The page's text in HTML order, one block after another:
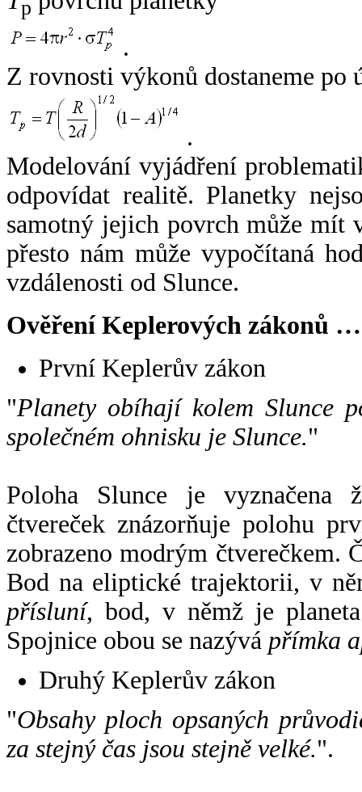
p
.
Z rovnosti výkonů dostaneme po
.
Modelování vyjádření
odpovídat realitě. Planetky
samotný jejich povrch může mít
přesto nám může vypočítaná
vzdálenosti od Slunce.
Ověření Keplerových zákonů …
První Keplerův zákon
"Planety obíhají kolem Slunce
společném ohnisku je Slunce."
Poloha Slunce je vyznačena
čtvereček znázorňuje polohu
zobrazeno modrým čtverečkem.
Bod na eliptické trajektorii, v
přísluní, bod, v němž je
Spojnice obou se nazývá přímka
Druhý Keplerův zákon
"Obsahy ploch opsaných
za stejný čas jsou stejně velké.".